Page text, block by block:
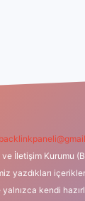
İletişim Kurumu
yazdıkları
kendi